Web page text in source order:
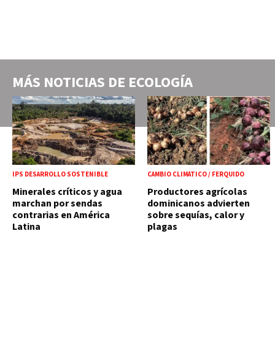
MÁS NOTICIAS DE ECOLOGÍA
IPS DESARROLLO SOSTENIBLE
Minerales críticos y agua
marchan por sendas
contrarias en América
Latina
CAMBIO CLIMÁTICO / FERQUIDO
Productores agrícolas
dominicanos advierten
sobre sequías, calor y
plagas